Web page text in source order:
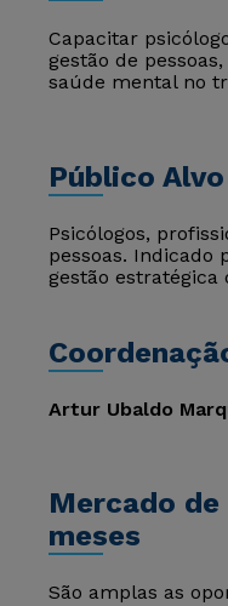
Capacitar
gestão de
saúde mental no
Público Alvo
Psicólogos,
pessoas. Indicado
gestão estratégica
Artur Ubaldo
Mercado
meses
São amplas as